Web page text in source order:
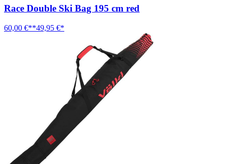
Race Double Ski Bag 195 cm red
60,00 €**49,95 €*